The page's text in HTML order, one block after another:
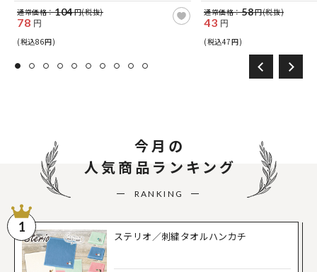
通常価格：104円(税抜)
78 円
(税込86円)
通常価格：58円(税抜)
43 円
(税込47円)
今月の
人気商品ランキング
RANKING
1
ステリオ／刺繍タオルハンカチ